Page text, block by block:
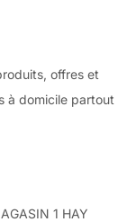
offres et
à domicile partout
1 HAY